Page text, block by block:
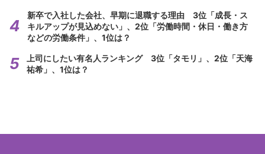
新卒で入社した会社、早期に退職する理由 3位「成長・ス
キルアップが見込めない」、2位「労働時間・休日・働き方
などの労働条件」、1位は？
上司にしたい有名人ランキング 3位「タモリ」、2位「天海
祐希」、1位は？